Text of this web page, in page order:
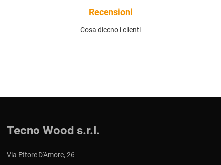
Recensioni
Cosa dicono i clienti
Tecno Wood s.r.l.
Via Ettore D'Amore, 26